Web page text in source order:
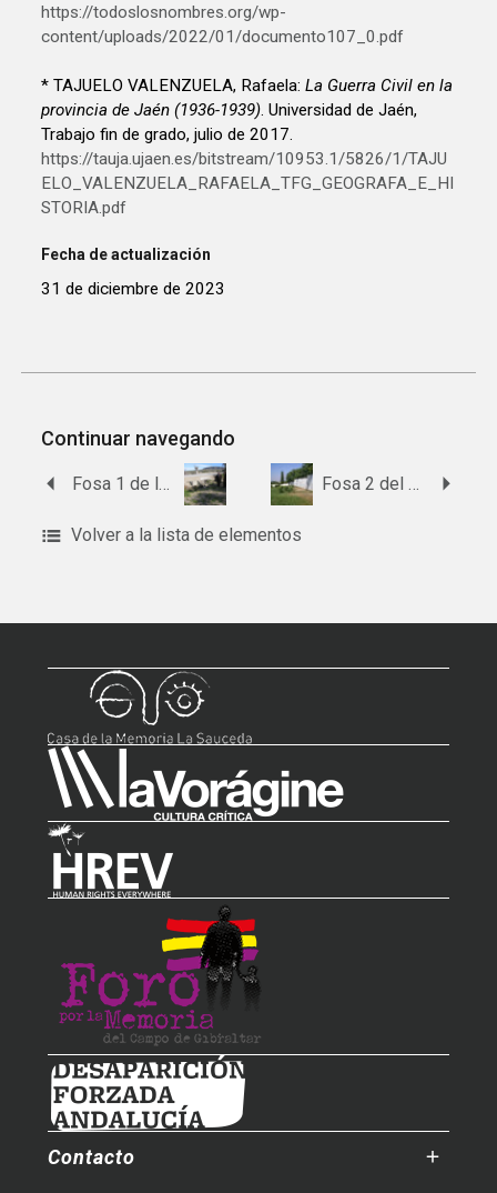
https://todoslosnombres.org/wp-
content/uploads/2022/01/documento107_0.pdf
* TAJUELO VALENZUELA, Rafaela:La Guerra Civil en la
provincia de Jaén (1936-1939). Universidad de Jaén,
Trabajo fin de grado, julio de 2017.
https://tauja.ujaen.es/bitstream/10953.1/5826/1/TAJU
ELO_VALENZUELA_RAFAELA_TFG_GEOGRAFA_E_HI
STORIA.pdf
Fecha de actualización
31 de diciembre de 2023
Continuar navegando
Volver a la lista de elementos
Contacto